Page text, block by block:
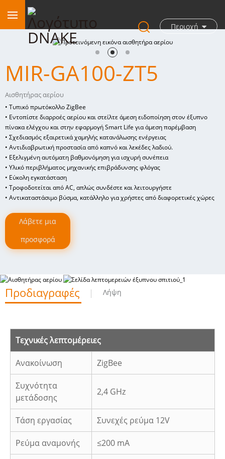
Περιοχή
MIR-GA100-ZT5
Αισθητήρας αερίου
• Τυπικό πρωτόκολλο ZigBee
• Εντοπίστε διαρροές αερίου και στείλτε άμεση ειδοποίηση στον έξυπνο
πίνακα ελέγχου και στην εφαρμογή Smart Life για άμεση παρέμβαση
• Σχεδιασμός εξαιρετικά χαμηλής κατανάλωσης ενέργειας
• Αντιδιαβρωτική προστασία από καπνό και λεκέδες λαδιού.
• Εξελιγμένη αυτόματη βαθμονόμηση για ισχυρή συνέπεια
• Υλικό περιβλήματος μηχανικής επιβράδυνσης φλόγας
• Εύκολη εγκατάσταση
• Τροφοδοτείται από AC, απλώς συνδέστε και λειτουργήστε
• Αντικαταστάσιμο βύσμα, κατάλληλο για χρήστες από διαφορετικές χώρες
Λάβετε μια
προσφορά
Προδιαγραφές Λήψη
Τεχνικές λεπτομέρειες
Ανακοίνωση ZigBee
Συχνότητα
μετάδοσης
2,4 GHz
Τάση εργασίας Συνεχές ρεύμα 12V
Ρεύμα αναμονής ≤200 mA